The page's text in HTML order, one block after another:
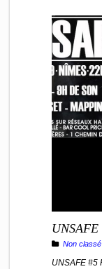
UNSAFE
Non classé
UNSAFE